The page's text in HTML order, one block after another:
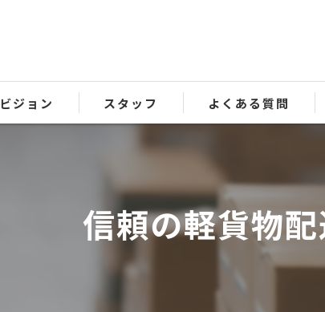
ビジョン スタッフ よくある質問
信頼の軽貨物